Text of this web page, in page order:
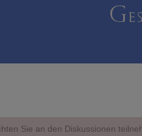
Sie an den Diskussionen